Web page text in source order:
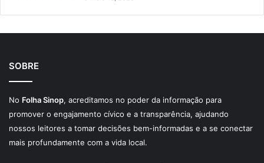
SOBRE
No Folha Sinop, acreditamos no poder da informação para
promover o engajamento cívico e a transparência, ajudando
nossos leitores a tomar decisões bem-informadas e a se conectar
mais profundamente com a vida local.